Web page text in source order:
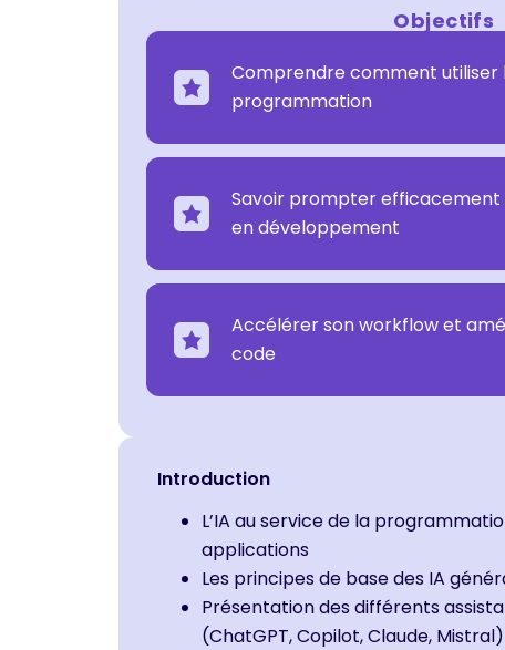
Objectifs
Comprendre comment utiliser
programmation
Savoir prompter efficacement
en développement
Accélérer son workflow et
code
Introduction
L’IA au service de la
applications
Les principes de base des IA
Présentation des différents
(ChatGPT, Copilot, Claude, Mistral)